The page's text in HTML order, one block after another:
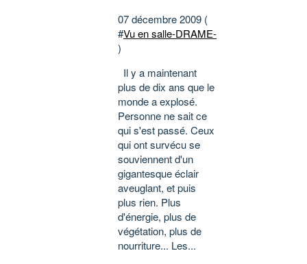
07 décembre 2009 (
#Vu en salle-DRAME-
)
Il y a maintenant
plus de dix ans que le
monde a explosé.
Personne ne sait ce
qui s'est passé. Ceux
qui ont survécu se
souviennent d'un
gigantesque éclair
aveuglant, et puis
plus rien. Plus
d'énergie, plus de
végétation, plus de
nourriture... Les...